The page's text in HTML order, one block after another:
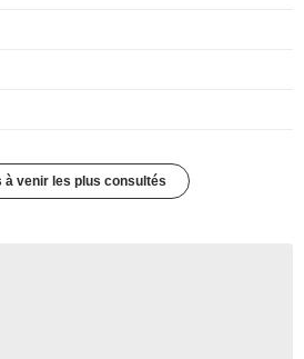
à venir les plus consultés